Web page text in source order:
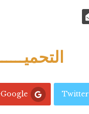
Twitter
Google+